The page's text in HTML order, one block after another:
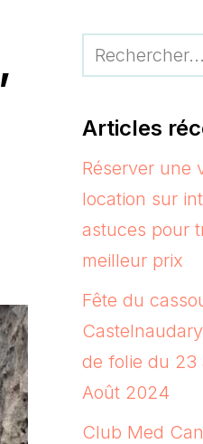
Articles
Réserver une
location sur
astuces pour
meilleur prix
Fête du
de folie du 23
Août 2024
Club Med